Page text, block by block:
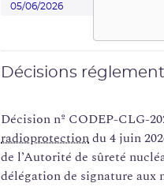
05/06/2026
Décisions
Décision nº CODEP-CLG-
radioprotectiondu 4 juin
de l’Autorité de sûreté
délégation de signature aux